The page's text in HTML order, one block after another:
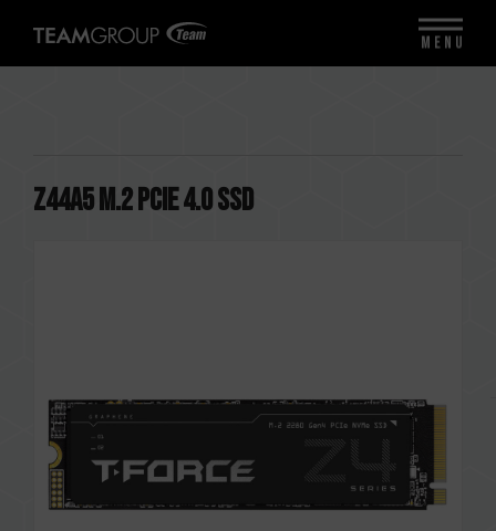
Z44A5 M.2 PCIe 4.0 SSD
MENU